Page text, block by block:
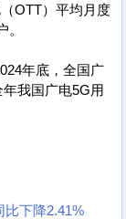
OTT）平均月度
年底，全国广
我国广电5G用
比下降2.41%